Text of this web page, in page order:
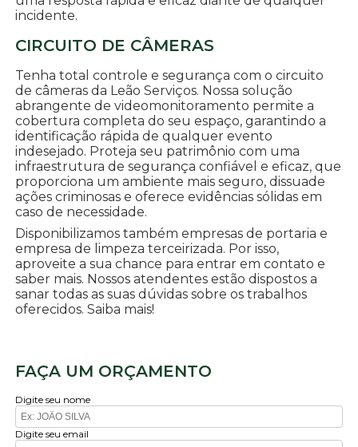
incidente.
CIRCUITO DE CÂMERAS
Tenha total controle e segurança com o circuito
de câmeras da Leão Serviços. Nossa solução
abrangente de videomonitoramento permite a
cobertura completa do seu espaço, garantindo a
identificação rápida de qualquer evento
indesejado. Proteja seu patrimônio com uma
infraestrutura de segurança confiável e eficaz, que
proporciona um ambiente mais seguro, dissuade
ações criminosas e oferece evidências sólidas em
caso de necessidade.
Disponibilizamos também empresas de portaria e
empresa de limpeza terceirizada. Por isso,
aproveite a sua chance para entrar em contato e
saber mais. Nossos atendentes estão dispostos a
sanar todas as suas dúvidas sobre os trabalhos
oferecidos. Saiba mais!
FAÇA UM ORÇAMENTO
Digite seu nome
Digite seu email